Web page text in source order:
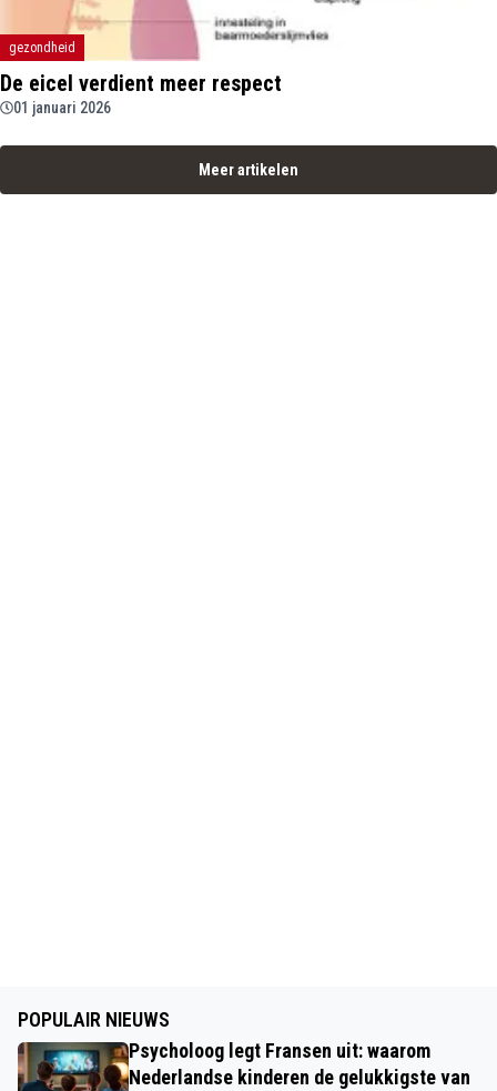
gezondheid
De eicel verdient meer respect
01 januari 2026
Meer artikelen
POPULAIR NIEUWS
Psycholoog legt Fransen uit: waarom
Nederlandse kinderen de gelukkigste van